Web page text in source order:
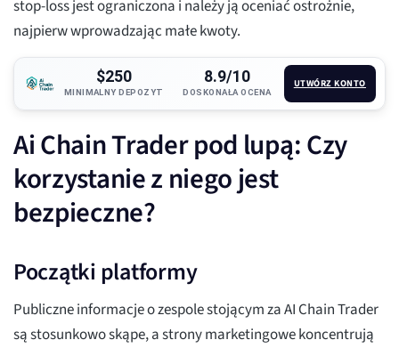
stop-loss jest ograniczona i należy ją oceniać ostrożnie,
najpierw wprowadzając małe kwoty.
$250
MINIMALNY DEPOZYT
8.9/10
DOSKONAŁA OCENA
UTWÓRZ KONTO
Ai Chain Trader pod lupą: Czy
korzystanie z niego jest
bezpieczne?
Początki platformy
Publiczne informacje o zespole stojącym za AI Chain Trader
są stosunkowo skąpe, a strony marketingowe koncentrują